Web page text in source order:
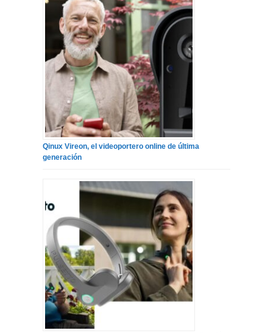
Qinux Vireon, el videoportero online de última
generación